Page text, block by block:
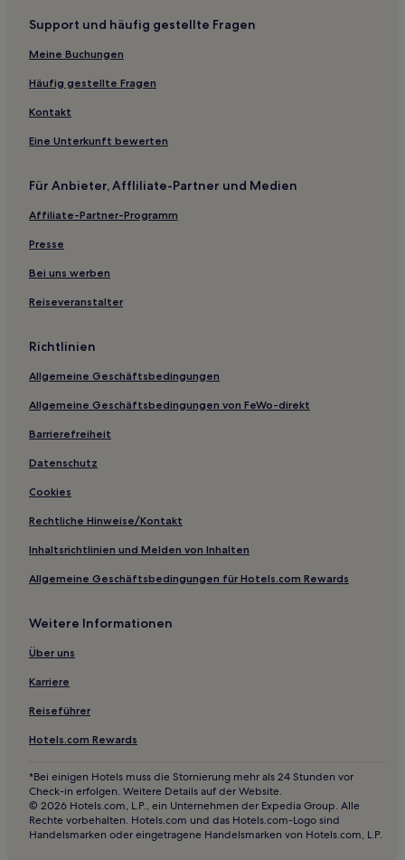
Maturino de Oliveira Bello: Hotels
Gaucho-Dorf: Hotels
Santa Isabel: Hotels
Bagé Hotels
Boa Vista do Incra Hotels
Hotels nahe Praia das Areias Brancas
São João: Hotels
Beck: Hotels
Sankt Johann: Hotels
Jaguari Hotels
Hotels mit Parkplatz in São Lourenço do Sul
Hotels mit Parkplatz in Santana do Livramento
Support und häufig gestellte Fragen
Meine Buchungen
Häufig gestellte Fragen
Kontakt
Eine Unterkunft bewerten
Für Anbieter, Affliliate-Partner und Medien
Affiliate-Partner-Programm
Presse
Bei uns werben
Reiseveranstalter
Richtlinien
Allgemeine Geschäftsbedingungen
Allgemeine Geschäftsbedingungen von FeWo-direkt
Barrierefreiheit
Datenschutz
Cookies
Rechtliche Hinweise/Kontakt
Inhaltsrichtlinien und Melden von Inhalten
Allgemeine Geschäftsbedingungen für Hotels.com Rewards
Weitere Informationen
Über uns
Karriere
Reiseführer
Hotels.com Rewards
*Bei einigen Hotels muss die Stornierung mehr als 24 Stunden vor
Check-in erfolgen. Weitere Details auf der Website.
© 2026 Hotels.com, L.P., ein Unternehmen der Expedia Group. Alle
Rechte vorbehalten. Hotels.com und das Hotels.com-Logo sind
Handelsmarken oder eingetragene Handelsmarken von Hotels.com, L.P.